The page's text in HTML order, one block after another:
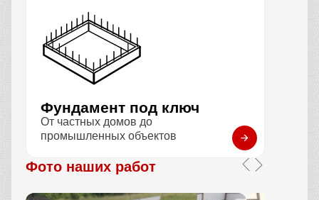
Фундамент под ключ
От частных домов до
промышленных объектов
Фото наших работ